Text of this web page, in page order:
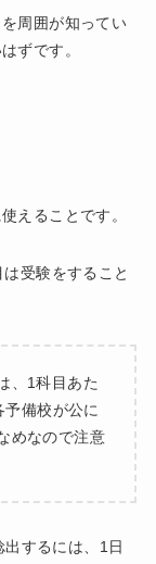
周囲が知ってい
ずです。
えることです。
受験をすること
、1科目あた
備校が公に
めなので注意
するには、1日